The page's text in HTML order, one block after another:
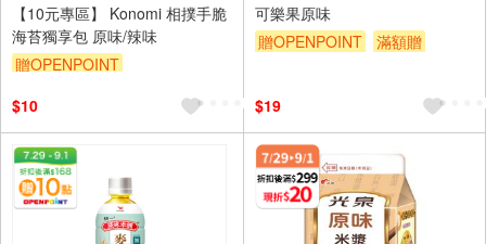
【10元專區】 Konomi 相撲手脆
海苔獨享包 原味/辣味
贈OPENPOINT
$10
可樂果原味
贈OPENPOINT
滿額贈
$19